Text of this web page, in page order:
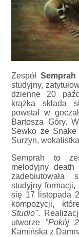
Zespół Semprah
studyjny,
dzienne 20
krążka składa
powstał w
Bartosza Góry.
Sewko ze Snake
Surzyn,
Semprah to
melodyjny
zadebiutowała
studyjny formacji,
się 17 listopada
kompozycji,
Studio".
utworze "Pokój
Kamińska z